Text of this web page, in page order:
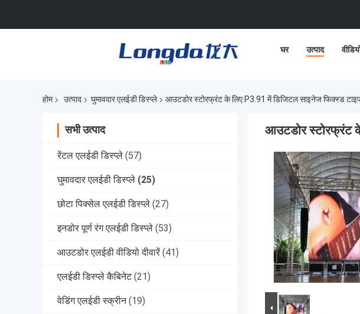
घर उत्पाद
होम उत्पाद घुमावदार एलईडी डिस्प्ले आउटडोर स्टोरफ्रंट के लिए P3.91 में डिजिटल साइनेज फिक्स्ड
सभी उत्पाद
रेंटल एलईडी डिस्प्ले (57)
घुमावदार एलईडी डिस्प्ले (25)
छोटा पिक्सेल एलईडी डिस्प्ले (27)
इनडोर पूर्ण रंग एलईडी डिस्प्ले (53)
आउटडोर एलईडी वीडियो दीवारें (41)
एलईडी डिस्प्ले कैबिनेट (21)
वेडिंग एलईडी स्क्रीन (19)
आउटडोर स्टोरफ्रंट